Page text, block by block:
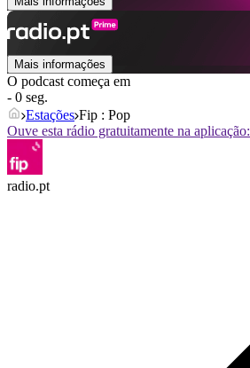
Mais informações
O podcast começa em
- 0 seg.
Estações Fip : Pop
Ouve esta rádio gratuitamente na aplicação:
radio.pt